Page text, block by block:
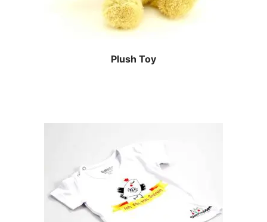
Plush Toy